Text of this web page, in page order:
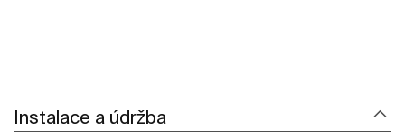
Instalace a údržba